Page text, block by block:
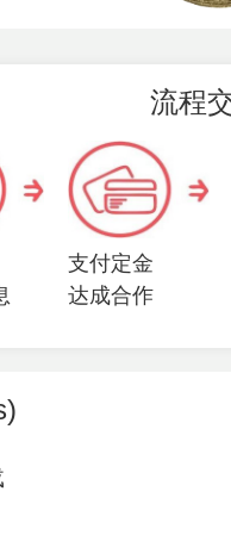
流程
支付定金
达成合作